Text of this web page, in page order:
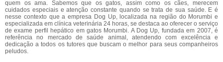
quem os ama. Sabemos que os gatos, assim como os cães, merecem
cuidados especiais e atenção constante quando se trata de sua saúde. E é
nesse contexto que a empresa Dog Up, localizada na região do Morumbi e
especializada em clínica veterinária 24 horas, se destaca ao oferecer o serviço
de exame perfil hepático em gatos Morumbi. A Dog Up, fundada em 2007, é
referência no mercado de saúde animal, atendendo com excelência e
dedicação a todos os tutores que buscam o melhor para seus companheiros
peludos.